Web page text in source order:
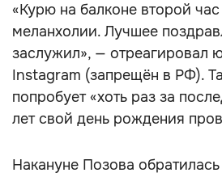
«Курю на балконе второй
меланхолии. Лучшее
заслужил», — отреагировал
Instagram (запрещён в РФ).
попробует «хоть раз за
лет свой день рождения
Накануне Позова обратилась